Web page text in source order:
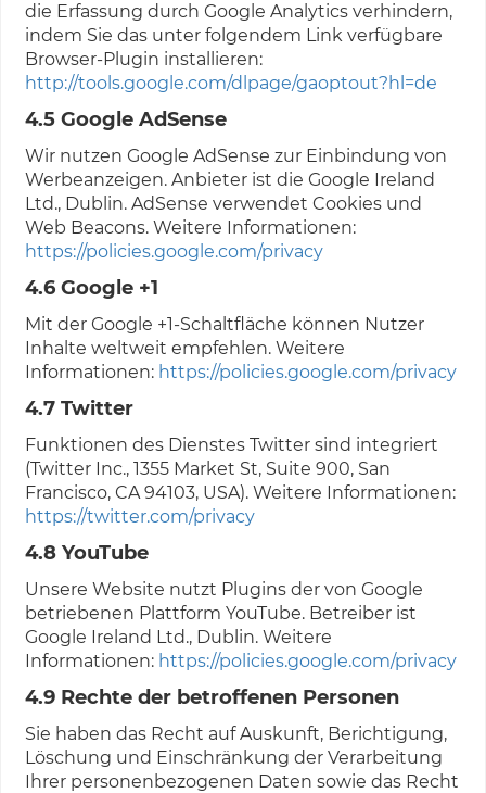
die Erfassung durch Google Analytics verhindern,
indem Sie das unter folgendem Link verfügbare
Browser-Plugin installieren:
http://tools.google.com/dlpage/gaoptout?hl=de
4.5 Google AdSense
Wir nutzen Google AdSense zur Einbindung von
Werbeanzeigen. Anbieter ist die Google Ireland
Ltd., Dublin. AdSense verwendet Cookies und
Web Beacons. Weitere Informationen:
https://policies.google.com/privacy
4.6 Google +1
Mit der Google +1-Schaltfläche können Nutzer
Inhalte weltweit empfehlen. Weitere
Informationen: https://policies.google.com/privacy
4.7 Twitter
Funktionen des Dienstes Twitter sind integriert
(Twitter Inc., 1355 Market St, Suite 900, San
Francisco, CA 94103, USA). Weitere Informationen:
https://twitter.com/privacy
4.8 YouTube
Unsere Website nutzt Plugins der von Google
betriebenen Plattform YouTube. Betreiber ist
Google Ireland Ltd., Dublin. Weitere
Informationen: https://policies.google.com/privacy
4.9 Rechte der betroffenen Personen
Sie haben das Recht auf Auskunft, Berichtigung,
Löschung und Einschränkung der Verarbeitung
Ihrer personenbezogenen Daten sowie das Recht